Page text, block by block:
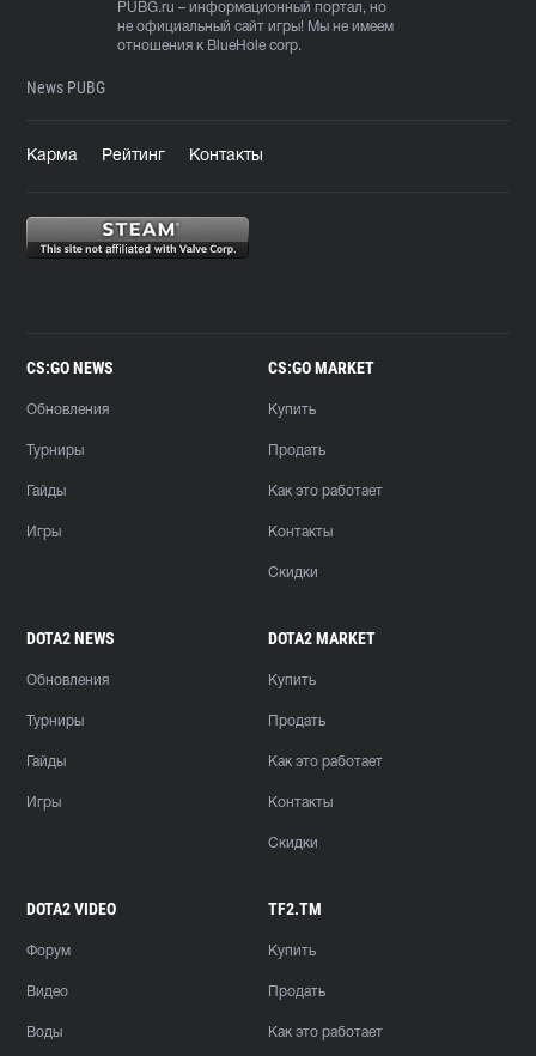
PUBG.ru – информационный портал, но
не официальный сайт игры! Мы не имеем
отношения к BlueHole corp.
News PUBG
Карма Рейтинг Контакты
CS:GO NEWS
Обновления
Турниры
Гайды
Игры
CS:GO MARKET
Купить
Продать
Как это работает
Контакты
Скидки
DOTA2 NEWS
Обновления
Турниры
Гайды
Игры
DOTA2 MARKET
Купить
Продать
Как это работает
Контакты
Скидки
DOTA2 VIDEO
Форум
Видео
Воды
TF2.TM
Купить
Продать
Как это работает